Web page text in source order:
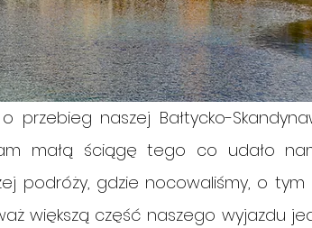
naszej Bałtycko-
małą ściągę tego co udało
podróży, gdzie nocowaliśmy, o tym
większą część naszego wyjazdu